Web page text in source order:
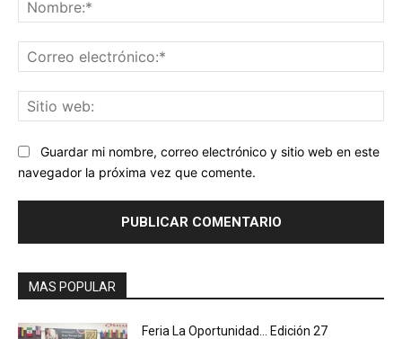
Guardar mi nombre, correo electrónico y sitio web en este
navegador la próxima vez que comente.
MAS POPULAR
Feria La Oportunidad… Edición 27